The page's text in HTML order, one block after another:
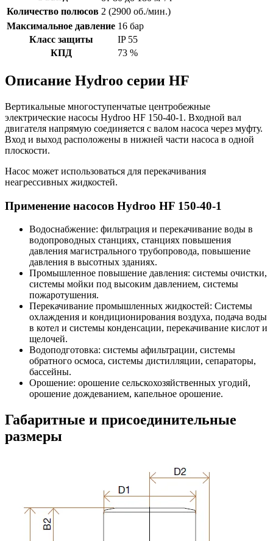
Количество полюсов 2 (2900 об./мин.)
Максимальное давление 16 бар
Класс защиты
IP 55
КПД
73 %
Описание Hydroo серии HF
Вертикальные многоступенчатые центробежные
электрические насосы Hydroo HF 150-40-1. Входной вал
двигателя напрямую соединяется с валом насоса через муфту.
Вход и выход расположены в нижней части насоса в одной
плоскости.
Насос может использоваться для перекачивания
неагрессивных жидкостей.
Применение насосов Hydroo HF 150-40-1
Водоснабжение: фильтрация и перекачивание воды в
водопроводных станциях, станциях повышения
давления магистрального трубопровода, повышение
давления в высотных зданиях.
Промышленное повышение давления: системы очистки,
системы мойки под высоким давлением, системы
пожаротушения.
Перекачивание промышленных жидкостей: Системы
охлаждения и кондиционирования воздуха, подача воды
в котел и системы конденсации, перекачивание кислот и
щелочей.
Водоподготовка: системы афильтрации, системы
обратного осмоса, системы дистилляции, сепараторы,
бассейны.
Орошение: орошение сельскохозяйственных угодий,
орошение дождеванием, капельное орошение.
Габаритные и присоединительные
размеры